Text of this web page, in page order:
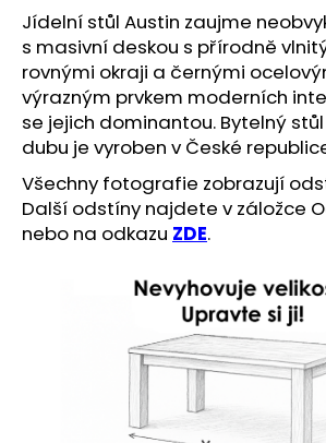
Jídelní stůl Austin zaujme
s masivní deskou s přírodně
rovnými okraji a černými
výrazným prvkem moderních
se jejich dominantou. Bytelný
dubu je vyroben v České
Všechny fotografie zobrazují
Další odstíny najdete v záložce
nebo na odkazu ZDE.
r
u
č
u
j
e
m
e